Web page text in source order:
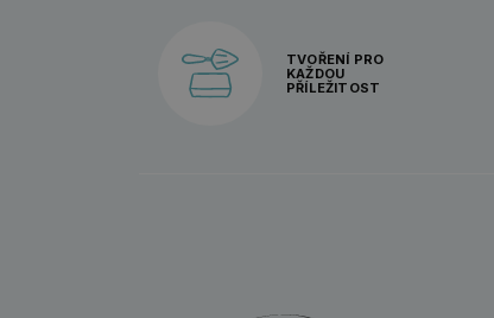
TVOŘENÍ PRO
KAŽDOU
PŘÍLEŽITOST